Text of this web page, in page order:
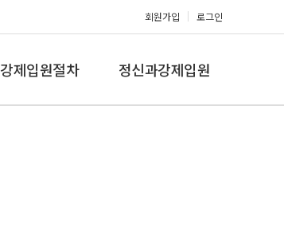
회원가입 로그인
강제입원절차 정신과강제입원